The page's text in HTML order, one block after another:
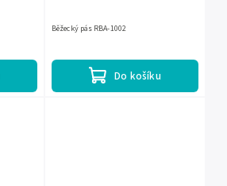
Do košíku
Běžecký pás RBA-1002